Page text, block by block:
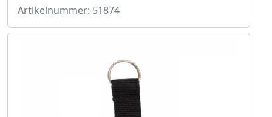
Artikelnummer: 51874